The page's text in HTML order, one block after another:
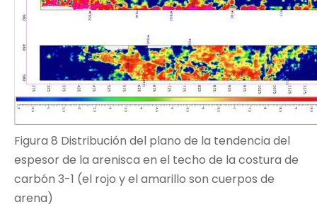
Figura 8 Distribución del plano de la tendencia del
espesor de la arenisca en el techo de la costura de
carbón 3-1 (el rojo y el amarillo son cuerpos de
arena)